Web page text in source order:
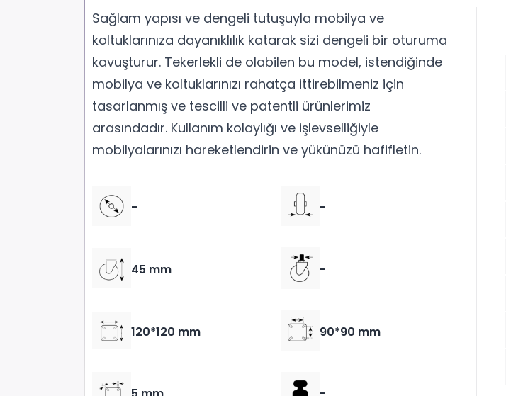
Sağlam yapısı ve dengeli tutuşuyla mobilya ve
koltuklarınıza dayanıklılık katarak sizi dengeli bir oturuma
kavuşturur. Tekerlekli de olabilen bu model, istendiğinde
mobilya ve koltuklarınızı rahatça ittirebilmeniz için
tasarlanmış ve tescilli ve patentli ürünlerimiz
arasındadır. Kullanım kolaylığı ve işlevselliğiyle
mobilyalarınızı hareketlendirin ve yükünüzü hafifletin.
- -
45 mm -
120*120 mm 90*90 mm